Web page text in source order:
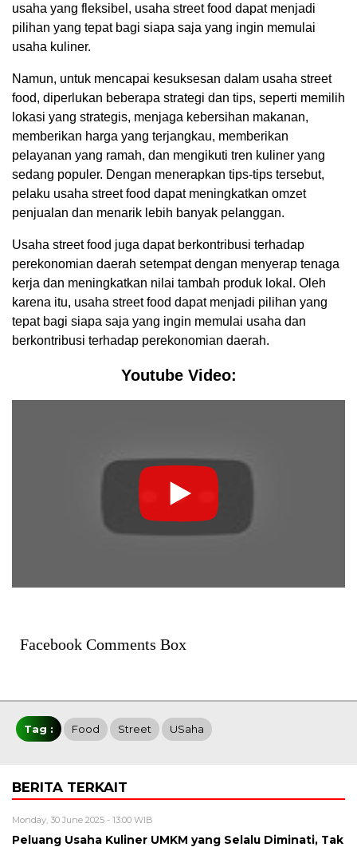
usaha yang fleksibel, usaha street food dapat menjadi
pilihan yang tepat bagi siapa saja yang ingin memulai
usaha kuliner.
Namun, untuk mencapai kesuksesan dalam usaha street
food, diperlukan beberapa strategi dan tips, seperti memilih
lokasi yang strategis, menjaga kebersihan makanan,
memberikan harga yang terjangkau, memberikan
pelayanan yang ramah, dan mengikuti tren kuliner yang
sedang populer. Dengan menerapkan tips-tips tersebut,
pelaku usaha street food dapat meningkatkan omzet
penjualan dan menarik lebih banyak pelanggan.
Usaha street food juga dapat berkontribusi terhadap
perekonomian daerah setempat dengan menyerap tenaga
kerja dan meningkatkan nilai tambah produk lokal. Oleh
karena itu, usaha street food dapat menjadi pilihan yang
tepat bagi siapa saja yang ingin memulai usaha dan
berkontribusi terhadap perekonomian daerah.
Youtube Video:
Facebook Comments Box
Tag : Food Street USaha
BERITA TERKAIT
Monday, 30 June 2025 - 13:00 WIB
Peluang Usaha Kuliner UMKM yang Selalu Diminati, Tak